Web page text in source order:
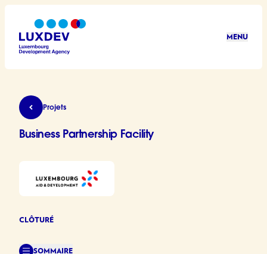
Aller au contenu principal
MENU
Business Partnership Facility
Projets
Business Partnership Facility
CLÔTURÉ
SOMMAIRE